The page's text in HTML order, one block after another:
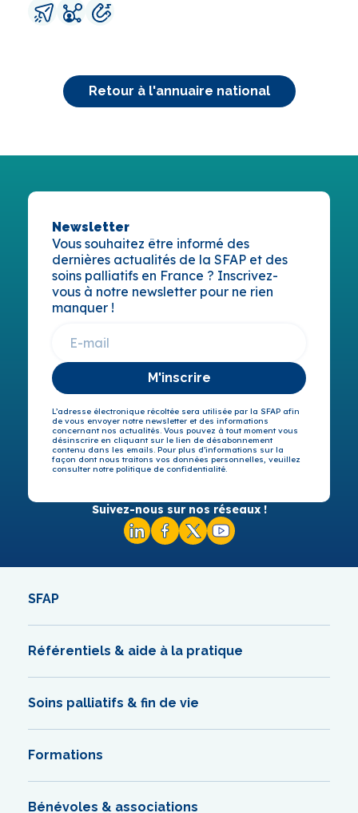
Retour à l'annuaire national
Newsletter
Vous souhaitez être informé des
dernières actualités de la SFAP et des
soins palliatifs en France ? Inscrivez-
vous à notre newsletter pour ne rien
manquer !
M'inscrire
L’adresse électronique récoltée sera utilisée par la SFAP afin
de vous envoyer notre newsletter et des informations
concernant nos actualités. Vous pouvez à tout moment vous
désinscrire en cliquant sur le lien de désabonnement
contenu dans les emails. Pour plus d’informations sur la
façon dont nous traitons vos données personnelles, veuillez
consulter notre politique de confidentialité.
Suivez-nous sur nos réseaux !
SFAP
Référentiels & aide à la pratique
Soins palliatifs & fin de vie
Formations
Bénévoles & associations